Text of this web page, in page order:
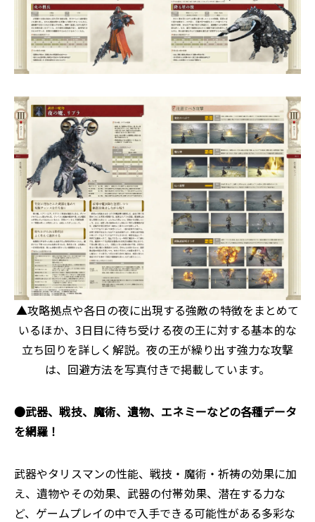
▲攻略拠点や各日の夜に出現する強敵の特徴をまとめて
いるほか、3日目に待ち受ける夜の王に対する基本的な
立ち回りを詳しく解説。夜の王が繰り出す強力な攻撃
は、回避方法を写真付きで掲載しています。
●武器、戦技、魔術、遺物、エネミーなどの各種データ
を網羅！
武器やタリスマンの性能、戦技・魔術・祈祷の効果に加
え、遺物やその効果、武器の付帯効果、潜在する力な
ど、ゲームプレイの中で入手できる可能性がある多彩な